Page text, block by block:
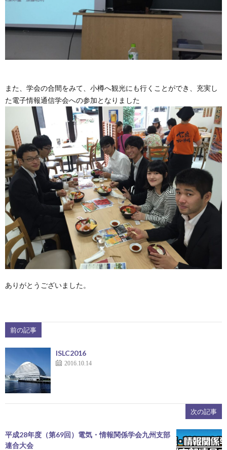
また、学会の合間をみて、小樽へ観光にも行くことができ、充実し
た電子情報通信学会への参加となりました
ありがとうございました。
前の記事
ISLC2016
2016.10.14
次の記事
平成28年度（第69回）電気・情報関係学会九州支部
連合大会